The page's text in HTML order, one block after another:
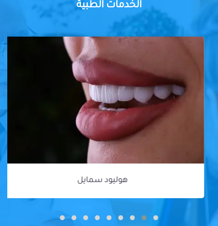
الخدمات الطبية
هوليود سمايل